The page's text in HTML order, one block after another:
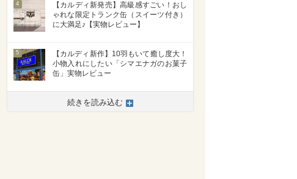
4
【カルディ新発売】高級感すごい！おし
ゃれな限定トランク缶（スイーツ付き）
に大満足♪【実物レビュー】
5
【カルディ新作】10羽もいて癒し度大！
小物入れにしたい「シマエナガのお菓子
缶」実物レビュー
続きを読み込む